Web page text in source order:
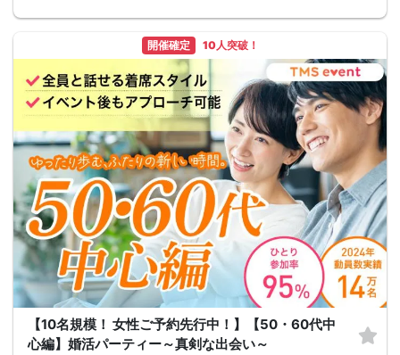
開催確定 10人突破！
【10名規模！ 女性ご予約先行中！】【50・60代中
心編】婚活パーティー～真剣な出会い～